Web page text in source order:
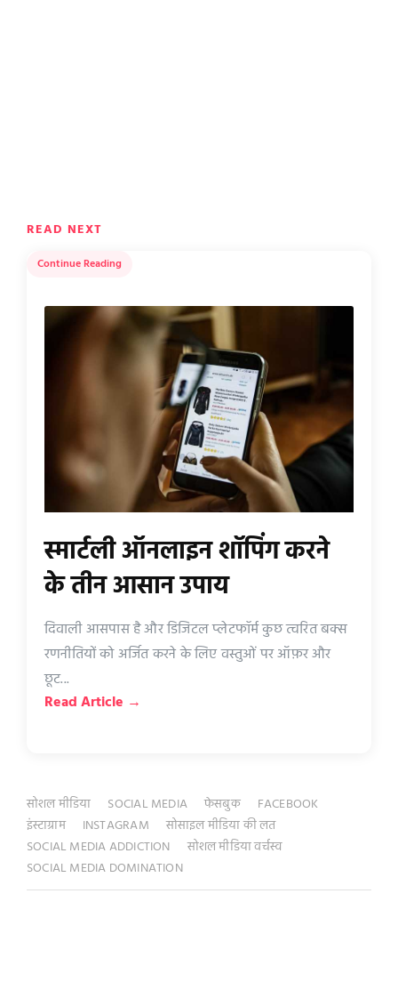
READ NEXT
Continue Reading
स्मार्टली ऑनलाइन शॉपिंग करने
के तीन आसान उपाय
दिवाली आसपास है और डिजिटल प्लेटफॉर्म कुछ त्वरित बक्स
रणनीतियों को अर्जित करने के लिए वस्तुओं पर ऑफ़र और
छूट...
Read Article →
सोशल मीडिया SOCIAL MEDIA फेसबुक
FACEBOOK
इंस्टाग्राम
INSTAGRAM
सोसाइल मीडिया की लत
SOCIAL MEDIA ADDICTION
सोशल मीडिया वर्चस्व
SOCIAL MEDIA DOMINATION